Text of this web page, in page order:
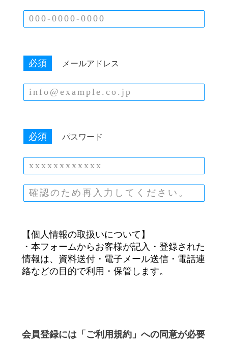
必須 メールアドレス
必須 パスワード
【個人情報の取扱いについて】
・本フォームからお客様が記入・登録された
情報は、資料送付・電子メール送信・電話連
絡などの目的で利用・保管します。
会員登録には「ご利用規約」への同意が必要